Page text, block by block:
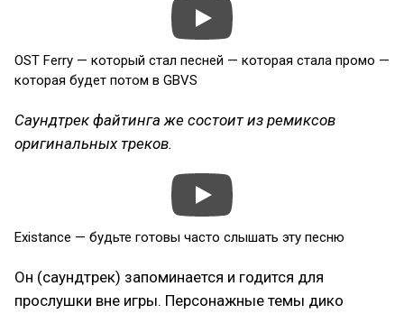
OST Ferry — который стал песней — которая стала промо —
которая будет потом в GBVS
Саундтрек файтинга же состоит из ремиксов
оригинальных треков.
Existance — будьте готовы часто слышать эту песню
Он (саундтрек) запоминается и годится для
прослушки вне игры. Персонажные темы дико